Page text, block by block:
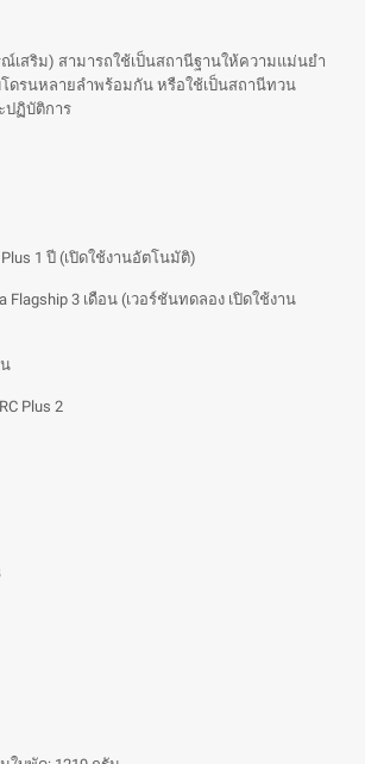
ณ์เสริม) สามารถใช้เป็นสถานีฐานให้ความแม่นยำ
โดรนหลายลำพร้อมกัน หรือใช้เป็นสถานีทวน
ปฏิบัติการ
Plus 1 ปี (เปิดใช้งานอัตโนมัติ)
Flagship 3 เดือน (เวอร์ชันทดลอง เปิดใช้งาน
Plus 2